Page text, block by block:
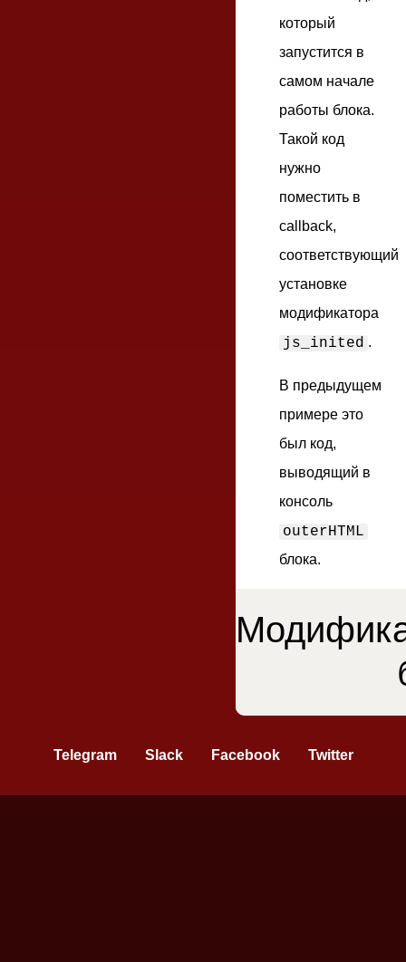
который
запустится в
самом начале
работы блока.
Такой код
нужно
поместить в
callback,
соответствующий
установке
модификатора
js_inited .
В предыдущем
примере это
был код,
выводящий в
консоль
outerHTML
блока.
Telegram Slack Facebook Twitter